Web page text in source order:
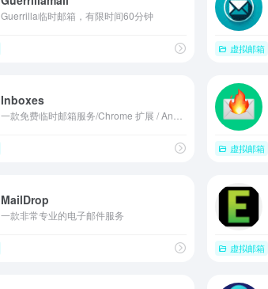
Guerrilla临时邮箱，有限时间60分钟
虚拟邮箱
Inboxes
虚拟邮箱
MailDrop
一款非常专业的电子邮件服务
虚拟邮箱